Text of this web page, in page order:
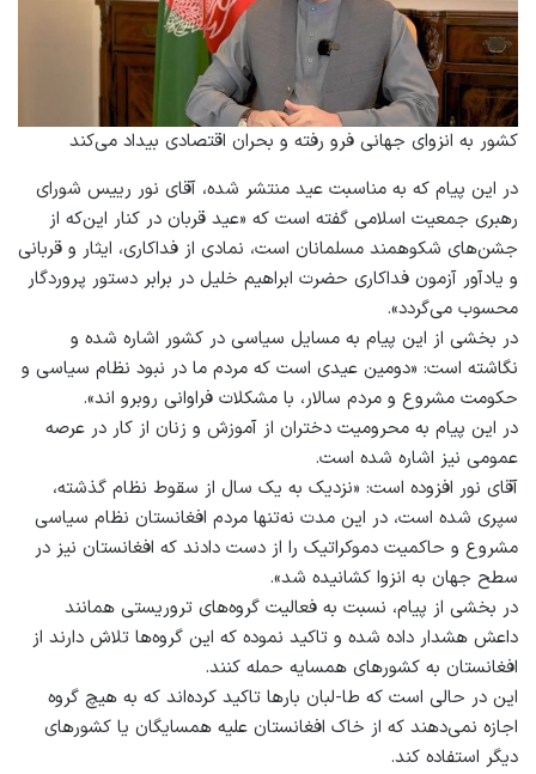
کشور به انزوای جهانی فرو رفته و بحران اقتصادی بیداد می‌کند
در این پیام که به مناسبت عید منتشر شده، آقای نور رییس شورای
رهبری جمعیت اسلامی گفته است که «عید قربان در کنار این‌که از
جشن‌های شکوهمند مسلمانان است، نمادی از فداکاری، ایثار‌ و قربانی
و یادآور آزمون فداکاری حضرت ابراهیم خلیل در برابر دستور پروردگار
محسوب می‌گردد».
در بخشی از این پیام به مسایل سیاسی در کشور اشاره شده و
نگاشته است: «دومین عیدی است که مردم ما در نبود نظام سیاسی و
حکومت مشروع و مردم سالار، با مشکلات فراوانی روبرو اند».
در این پیام به محرومیت دختران از آموزش و زنان از کار در عرصه
عمومی نیز اشاره شده است.
آقای نور افزوده است: «نزدیک به یک سال از سقوط نظام گذشته،
سپری شده است، در این مدت‌ نه‌تنها مردم افغانستان نظام سیاسی
مشروع و حاکمیت دموکراتیک را از دست دادند که افغانستان نیز در
سطح جهان به انزوا کشانیده شد».
در بخشی از پیام، نسبت به فعالیت گروه‌های تروریستی همانند
داعش هشدار داده شده و تاکید نموده که این گروه‌ها تلاش دارند از
افغانستان به کشورهای همسایه حمله کنند.
این در حالی است که طا-لبان بارها تاکید کرده‌اند که به هیچ گروه
اجازه نمی‌دهند که از خاک افغانستان علیه همسایگان یا کشورهای
دیگر استفاده کند.